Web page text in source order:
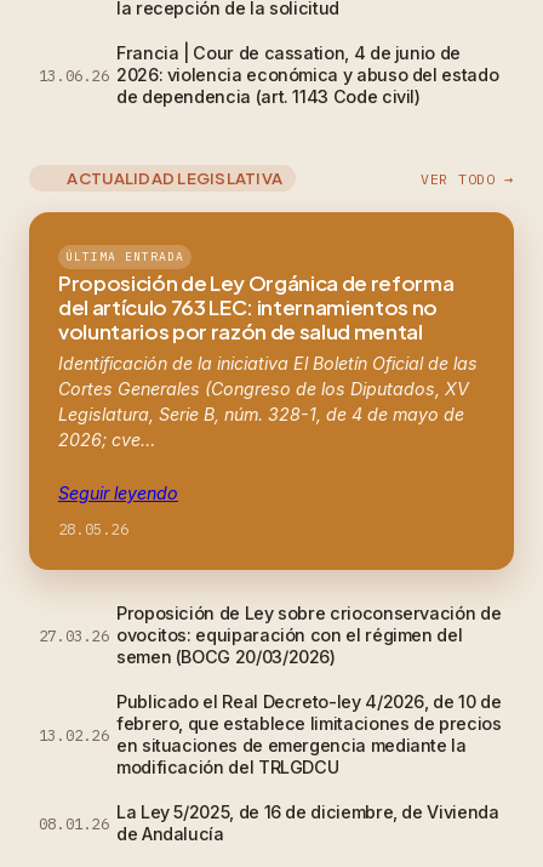
la recepción de la solicitud
13.06.26
Francia | Cour de cassation, 4 de junio de
2026: violencia económica y abuso del estado
de dependencia (art. 1143 Code civil)
ACTUALIDAD LEGISLATIVA VER TODO →
ÚLTIMA ENTRADA
Proposición de Ley Orgánica de reforma
del artículo 763 LEC: internamientos no
voluntarios por razón de salud mental
Identificación de la iniciativa El Boletín Oficial de las
Cortes Generales (Congreso de los Diputados, XV
Legislatura, Serie B, núm. 328-1, de 4 de mayo de
2026; cve…
Seguir leyendo
28.05.26
27.03.26
Proposición de Ley sobre crioconservación de
ovocitos: equiparación con el régimen del
semen (BOCG 20/03/2026)
13.02.26
Publicado el Real Decreto-ley 4/2026, de 10 de
febrero, que establece limitaciones de precios
en situaciones de emergencia mediante la
modificación del TRLGDCU
08.01.26
La Ley 5/2025, de 16 de diciembre, de Vivienda
de Andalucía